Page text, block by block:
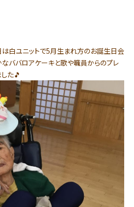
白ユニットで5月生まれ方のお誕生日会
ババロアケーキと歌や職員からのプレ
た🎵